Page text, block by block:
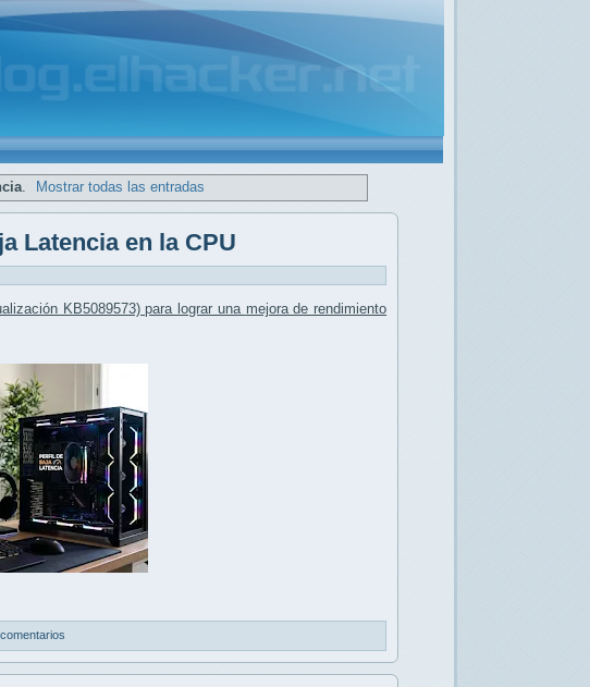
. Mostrar todas las entradas
Latencia en la CPU
KB5089573) para lograr una mejora de rendimiento